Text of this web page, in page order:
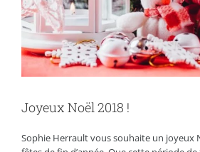
Joyeux Noël 2018 !
Sophie Herrault vous souhaite un joyeux